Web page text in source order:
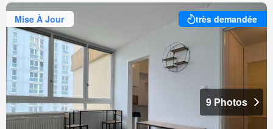
Mise À Jour très demandée
9 Photos